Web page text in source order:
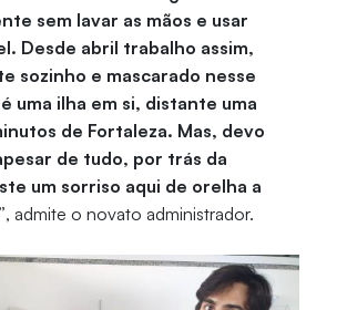
sem lavar as mãos e usar
Desde abril trabalho assim,
sozinho e mascarado nesse
uma ilha em si, distante uma
de Fortaleza. Mas, devo
de tudo, por trás da
um sorriso aqui de orelha a
, admite o novato administrador.